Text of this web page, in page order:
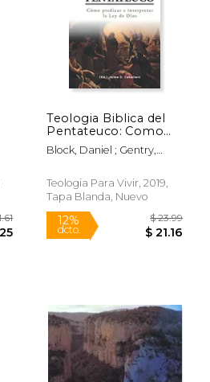
15%
Teologia Biblica del
Pentateuco: Como
Predicar e Interpretar
la ley de Dios
Teologicos)
Block, Daniel ; Gentry,
Teologia Para Vivir, 2019,
Tapa Blanda, Nuevo